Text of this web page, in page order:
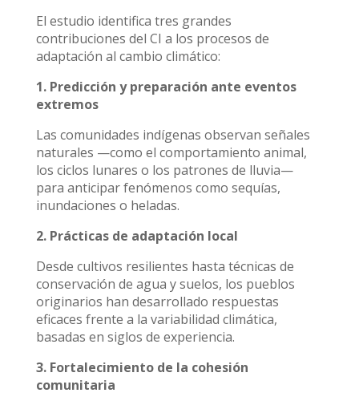
El estudio identifica tres grandes
contribuciones del CI a los procesos de
adaptación al cambio climático:
1. Predicción y preparación ante eventos
extremos
Las comunidades indígenas observan señales
naturales —como el comportamiento animal,
los ciclos lunares o los patrones de lluvia—
para anticipar fenómenos como sequías,
inundaciones o heladas.
2. Prácticas de adaptación local
Desde cultivos resilientes hasta técnicas de
conservación de agua y suelos, los pueblos
originarios han desarrollado respuestas
eficaces frente a la variabilidad climática,
basadas en siglos de experiencia.
3. Fortalecimiento de la cohesión
comunitaria